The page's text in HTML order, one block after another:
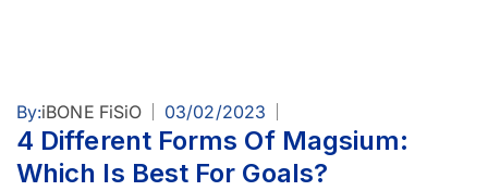
By:iBONE FiSiO 03/02/2023
4 Different Forms Of Magsium:
Which Is Best For Goals?